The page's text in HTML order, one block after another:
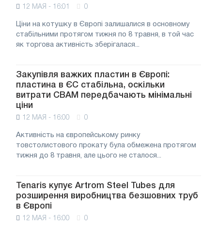
12 МАЯ - 16:01 0
Ціни на котушку в Європі залишалися в основному
стабільними протягом тижня по 8 травня, в той час
як торгова активність зберігалася...
Закупівля важких пластин в Європі:
пластина в ЄС стабільна, оскільки
витрати CBAM передбачають мінімальні
ціни
12 МАЯ - 16:00 0
Активність на європейському ринку
товстолистового прокату була обмежена протягом
тижня до 8 травня, але цього не сталося...
Tenaris купує Artrom Steel Tubes для
розширення виробництва безшовних труб
в Європі
12 МАЯ - 16:00 0